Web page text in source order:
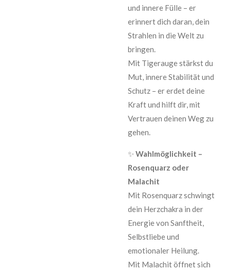
und innere Fülle – er
erinnert dich daran, dein
Strahlen in die Welt zu
bringen.
Mit Tigerauge stärkst du
Mut, innere Stabilität und
Schutz – er erdet deine
Kraft und hilft dir, mit
Vertrauen deinen Weg zu
gehen.
✨Wahlmöglichkeit –
Rosenquarz oder
Malachit
Mit Rosenquarz schwingt
dein Herzchakra in der
Energie von Sanftheit,
Selbstliebe und
emotionaler Heilung.
Mit Malachit öffnet sich